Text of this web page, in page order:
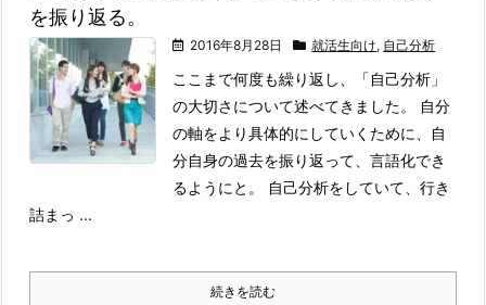
を振り返る。
2016年8月28日 就活生向け, 自己分析
ここまで何度も繰り返し、「自己分析」
の大切さについて述べてきました。 自分
の軸をより具体的にしていくために、自
分自身の過去を振り返って、言語化でき
るようにと。 自己分析をしていて、行き
詰まっ ...
続きを読む